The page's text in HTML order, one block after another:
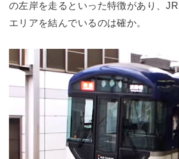
の左岸を走るといった特徴があり、
エリアを結んでいるのは確か。